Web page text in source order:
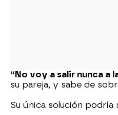
“No voy a salir nunca a
su pareja, y sabe de
Su única solución podría